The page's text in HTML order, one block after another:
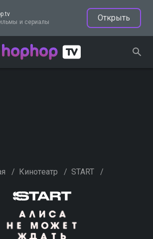
и сериалы
Открыть
/ Кинотеатр / START /